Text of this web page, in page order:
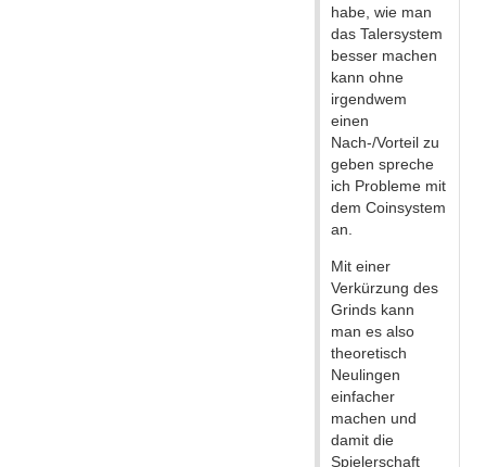
habe, wie man
das Talersystem
besser machen
kann ohne
irgendwem
einen
Nach-/Vorteil zu
geben spreche
ich Probleme mit
dem Coinsystem
an.
Mit einer
Verkürzung des
Grinds kann
man es also
theoretisch
Neulingen
einfacher
machen und
damit die
Spielerschaft